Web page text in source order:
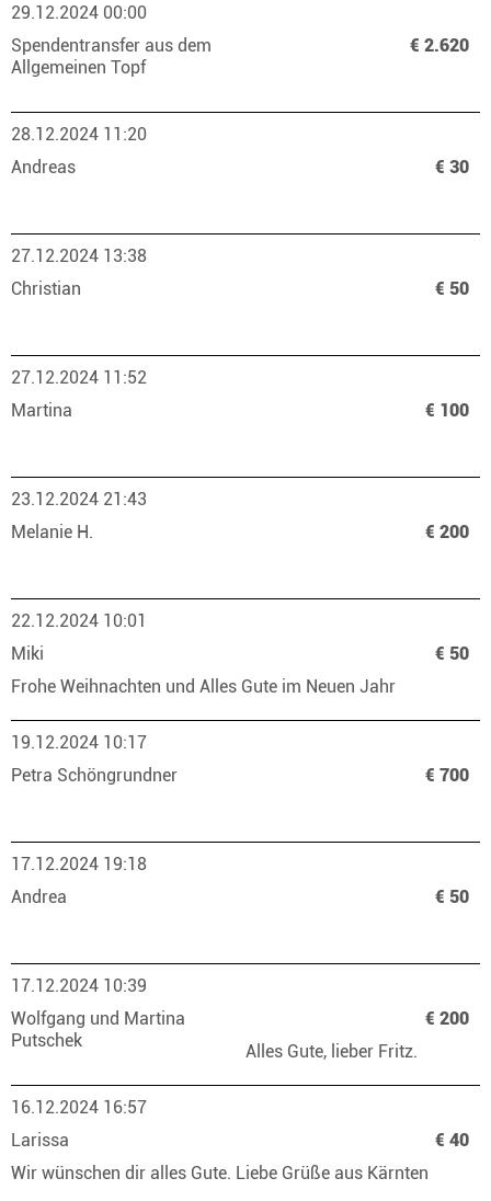
29.12.2024 00:00
Spendentransfer aus dem
Allgemeinen Topf
€ 2.620
28.12.2024 11:20
Andreas
€ 30
27.12.2024 13:38
Christian
€ 50
27.12.2024 11:52
Martina
€ 100
23.12.2024 21:43
Melanie H.
€ 200
22.12.2024 10:01
Miki
€ 50
Frohe Weihnachten und Alles Gute im Neuen Jahr
19.12.2024 10:17
Petra Schöngrundner
€ 700
17.12.2024 19:18
Andrea
€ 50
17.12.2024 10:39
Wolfgang und Martina
Putschek
€ 200
Alles Gute, lieber Fritz.
16.12.2024 16:57
Larissa
€ 40
Wir wünschen dir alles Gute. Liebe Grüße aus Kärnten